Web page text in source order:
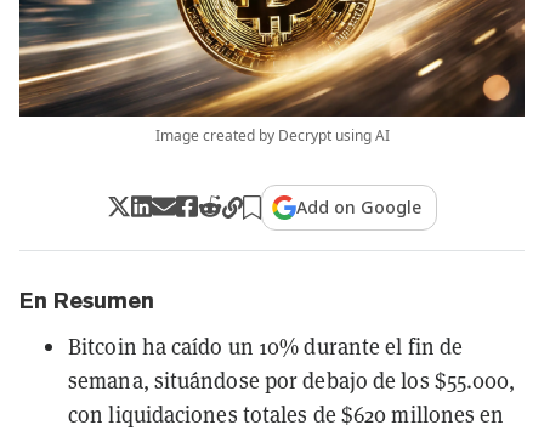
Image created by Decrypt using AI
Add on Google
En Resumen
Bitcoin ha caído un 10% durante el fin de
semana, situándose por debajo de los $55.000,
con liquidaciones totales de $620 millones en